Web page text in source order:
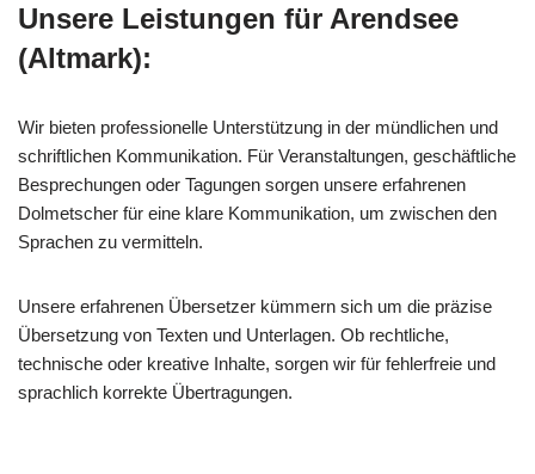
Unsere Leistungen für Arendsee
(Altmark):
Wir bieten professionelle Unterstützung in der mündlichen und
schriftlichen Kommunikation. Für Veranstaltungen, geschäftliche
Besprechungen oder Tagungen sorgen unsere erfahrenen
Dolmetscher für eine klare Kommunikation, um zwischen den
Sprachen zu vermitteln.
Unsere erfahrenen Übersetzer kümmern sich um die präzise
Übersetzung von Texten und Unterlagen. Ob rechtliche,
technische oder kreative Inhalte, sorgen wir für fehlerfreie und
sprachlich korrekte Übertragungen.